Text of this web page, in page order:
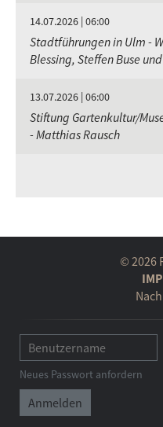
14.07.2026 | 06:00
Stadtführungen in Ulm -
Blessing, Steffen Buse
13.07.2026 | 06:00
Stiftung Gartenkultur/
- Matthias Rausch
© 2026
Neues Passwort anfordern